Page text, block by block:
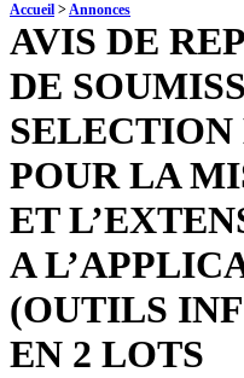
Accueil >Annonces
AVIS DE
DE
POUR LA
ET
A
(OUTILS
EN 2 LOTS